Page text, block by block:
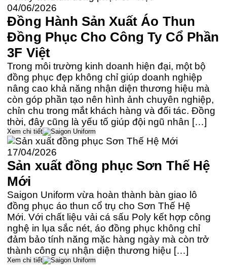
04/06/2026
Đồng Hành Sản Xuất Áo Thun
Đồng Phục Cho Công Ty Cổ Phần
3F Việt
Trong môi trường kinh doanh hiện đại, một bộ
đồng phục đẹp không chỉ giúp doanh nghiệp
nâng cao khả năng nhận diện thương hiệu mà
còn góp phần tạo nên hình ảnh chuyên nghiệp,
chỉn chu trong mắt khách hàng và đối tác. Đồng
thời, đây cũng là yếu tố giúp đội ngũ nhân […]
Xem chi tiết
17/04/2026
Sản xuất đồng phục Sơn Thế Hệ
Mới
Saigon Uniform vừa hoàn thành bàn giao lô
đồng phục áo thun cổ trụ cho Sơn Thế Hệ
Mới. Với chất liệu vải cá sấu Poly kết hợp công
nghệ in lụa sắc nét, áo đồng phục không chỉ
đảm bảo tính năng mặc hàng ngày mà còn trở
thành công cụ nhận diện thương hiệu […]
Xem chi tiết